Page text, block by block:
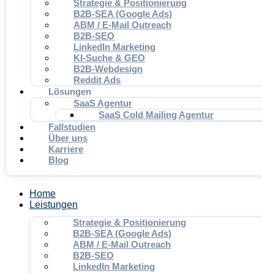
Strategie & Positionierung
B2B-SEA (Google Ads)
ABM / E-Mail Outreach
B2B-SEO
LinkedIn Marketing
KI-Suche & GEO
B2B-Webdesign
Reddit Ads
Lösungen
SaaS Agentur
SaaS Cold Mailing Agentur
Fallstudien
Über uns
Karriere
Blog
Home
Leistungen
Strategie & Positionierung
B2B-SEA (Google Ads)
ABM / E-Mail Outreach
B2B-SEO
LinkedIn Marketing